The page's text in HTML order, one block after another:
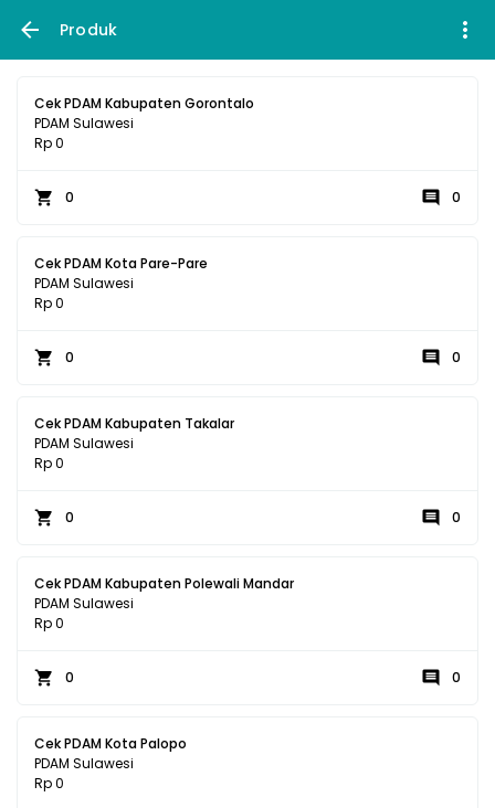
Produk
Cek PDAM Kabupaten Gorontalo
PDAM Sulawesi
Rp 0
0 0
Cek PDAM Kota Pare-Pare
PDAM Sulawesi
Rp 0
0 0
Cek PDAM Kabupaten Takalar
PDAM Sulawesi
Rp 0
0 0
Cek PDAM Kabupaten Polewali Mandar
PDAM Sulawesi
Rp 0
0 0
Cek PDAM Kota Palopo
PDAM Sulawesi
Rp 0